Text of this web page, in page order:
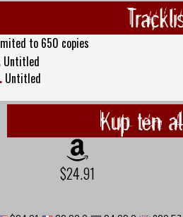
to 650 copies
Untitled
Untitled
Kup ten
$24.91